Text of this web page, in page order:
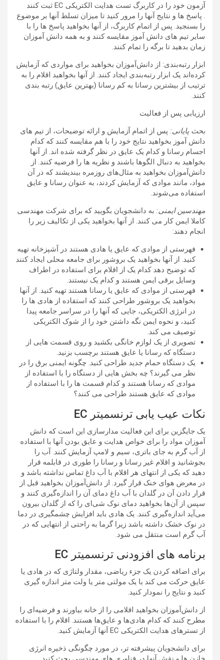
آزمون خود را در کاربرگ تست هدایت الکتریکی EC ثبت کنند
. پاسخ ها و نتایج آنها را مرور کنید تا میزان تسلط آنها بر موضوع
را بسنجید. پس از اتمام کاربرگ، از آنها بخواهید پاسخ ها را با
سایر تیم های دانش آموز مقایسه کنند و به همه دانش آموزان
زمان بدهید تا برگه را تمام کنند.
ابزار رتبه‌بندی: از دانش‌آموزان بخواهید برای مواردی که آزمایش
کرده‌اند یک ابزار رتبه‌بندی ایجاد کنند. از آنها بخواهید اقلام را به
ترتیب از بیشترین رسانا به کم رسانا (بهترین عایق) رتبه بندی
کنند.
ارزیابی پس از فعالیت
بحث پایانی: پس از اتمام آزمایش و ارائه توضیحات، از تیم های
دانش آموز بخواهید نتایج خود را با هم مقایسه کنند که کدام
اجسام رسانا و کدام یک عایق در نظر گرفته شده اند. از آنها
بخواهید به دنبال الگوها باشند و نظریه ها را فرضیه کنند. از
دانش‌آموزان بخواهید به مثال‌های روزمره بیندیشند که در آن
مواد، مانند موادی که آزمایش کردند، به عنوان رسانا و عایق
استفاده می‌شوند.
مهندسین ایمنی: به دانشجویان بگویید که برای شرکت مهندسی
کاملا ایمن کار می کنند. از آنها بخواهید یکی از تکالیف زیر را
انجام دهند:
فهرستی از موادی که عایق یا هادی هستند در آشپزخانه تهیه
کنید. از آنها بخواهید یک بروشور برای جامعه محلی ایجاد کنند
که توضیح دهد کدام یک از اقلام برای استفاده در اطراف
وسایل برقی ایمن هستند و کدام یک نیستند.
فهرستی از موادی که عایق یا رسانا هستند تهیه کنید. از آنها
بخواهید یک بروشور طراحی کنند که استفاده از هادی ها را
در انرژی الکتریکی، جایی که آنها را در سراسر جامعه پیدا
کنید، و نحوه ایمن نگه داشتن خود را از شوک الکتریکی
توصیف می کند.
تصویری از یک لوازم خانگی بکشید و روی قسمت هایی از
دستگاه که رسانا یا عایق هستند برچسب بزنید.
یک دستگاه حمام جدید طراحی کنید. چگونه ایمنی برق را در
نظر می گیرند؟ چه بخش هایی از دستگاه را با استفاده از
موادی که رسانا هستند و کدام قسمت ها را با استفاده از
موادی که عایق هستند طراحی می کنند؟
نکات عیب یابی ترنسمیتر EC
یک جایگزین برای این فعالیت مدارسازی این است که دانش
آموزان مواد را برای خواص هدایت و عایق بودن آنها با استفاده
از آب گرم به جای باتری، سیم و لامپ آزمایش کنند. آب را
بجوشانید و اقلام غیر رسانا و رسانا را طوری در قابلمه قرار
دهید که یکی از انتهای هر اقلام با آب داغ تماس نداشته باشد و
در معرض هوای خنک قرار گیرد. از دانش‌آموزان بخواهید قبل از
قرار دادن آن در گلدان با آب داغ دمای آن را اندازه‌گیری کنند و
سپس از آن‌ها بخواهید دمای نوک شی‌ای را که از گلدان بیرون
می‌آید اندازه‌گیری کنند. یک هادی باید افزایش چشمگیری در دما
در نوک خشک داشته باشد زیرا گرما به راحتی از انتهایی که در
آب گرم است منتقل می شود.
برنامه های افزودنی ترنسمیتر EC
برای اضافه کردن یک جزء ریاضی، مقدار ولتاژی که در هادی یا
عایق حرکت می کند با یک مولتی متر یا ولت متر اندازه گیری
کنید و نتایج را نمودار کنید.
از دانش‌آموزان بخواهید اقلامی را از خانه بیاورند و فرضیه‌ای را
مطرح کنند که کدام هادی‌ها و عایق‌ها هستند. اقلام را با استفاده
از تسترهای هدایت الکتریکی EC آنها آزمایش کنید.
برای دانشجویان پیشرفته تر، در مورد چگونگی ذخیره انرژی